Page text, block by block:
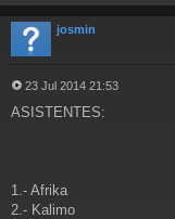
josmin
e
e
23 Jul 2014 21:53
ASISTENTES:
1.- Afrika
2.- Kalimo